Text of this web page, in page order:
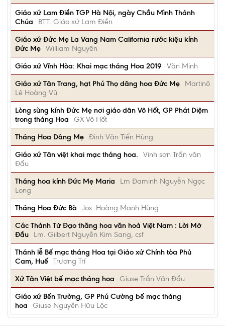
Giáo xứ Lam Điền TGP Hà Nội, ngày Chầu Mình Thánh
Chúa
BTT. Giáo xứ Lam Điền
Giáo xứ Đức Mẹ La Vang Nam California rước kiệu kính
Đức Mẹ William Nguyễn
Giáo xứ Vĩnh Hòa: Khai mạc tháng Hoa 2019
Văn Minh
Giáo xứ Tân Trang, hạt Phú Thọ dâng hoa Đức Mẹ
Martinô
Lê Hoàng Vũ
Lòng sùng kính Đức Mẹ nơi giáo dân Vô Hốt, GP Phát Diệm
trong tháng Hoa
GX Vô Hốt
Tháng Hoa Dâng Mẹ Đinh Văn Tiến Hùng
Giáo xứ Tân việt khai mạc tháng hoa.
Vinh sơn Trần văn
Đẩu
Tháng hoa kính Đức Mẹ Maria
Lm Đaminh Nguyễn Ngọc
Long
Tháng Hoa Đức Bà
Jos. Hoàng Mạnh Hùng
Các Thánh Tử Đạo thăng hoa văn hoá Việt Nam : Lời Mở
Đầu
Lm. Gilbert Nguyễn Kim Sang, csf
Thánh lễ Bế mạc tháng Hoa tại Giáo xứ Chính tòa Phủ
Cam, Huế Trương Trí
Xứ Tân Việt bế mạc tháng hoa
Giuse Trần Văn Đẩu
Giáo xứ Bến Trường, GP Phú Cường bế mạc tháng
hoa
Giuse Nguyễn Hữu Lộc